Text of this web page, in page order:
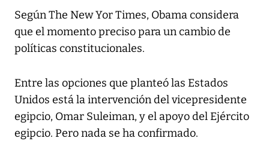
Según The New Yor Times, Obama considera
que el momento preciso para un cambio de
políticas constitucionales.
Entre las opciones que planteó las Estados
Unidos está la intervención del vicepresidente
egipcio, Omar Suleiman, y el apoyo del Ejército
egipcio. Pero nada se ha confirmado.